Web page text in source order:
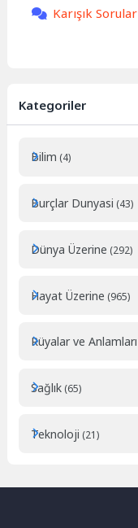
Karışık Sorular
Kategoriler
Bilim (4)
Burçlar Dunyasi (43)
Dünya Üzerine (292)
Hayat Üzerine (965)
Rüyalar ve Anlamları
Sağlık (65)
Teknoloji (21)